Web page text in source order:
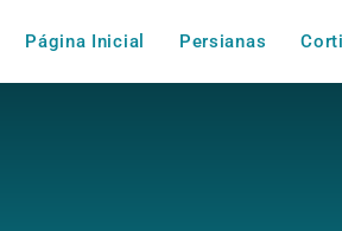
Página Inicial Persianas